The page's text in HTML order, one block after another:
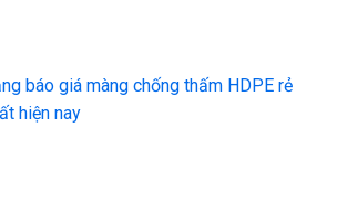
báo giá màng chống thấm HDPE rẻ
hiện nay